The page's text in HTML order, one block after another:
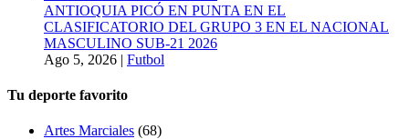
ANTIOQUIA PICÓ EN PUNTA EN EL
CLASIFICATORIO DEL GRUPO 3 EN EL NACIONAL
MASCULINO SUB-21 2026
Ago 5, 2026 | Futbol
Tu deporte favorito
Artes Marciales (68)